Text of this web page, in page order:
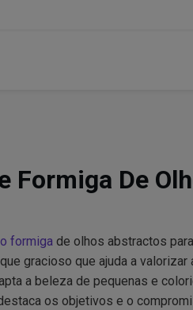
Formiga De
formiga de olhos abstractos
gracioso que ajuda a valorizar
a beleza de pequenas e
os objetivos e o